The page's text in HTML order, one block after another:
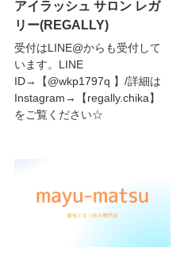
アイラッシュ サロン レガ
リー(REGALLY)
受付はLINE@からも受付して
います。LINE
ID→【@wkp1797q 】/詳細は
Instagram→【regally.chika】
をご覧ください☆